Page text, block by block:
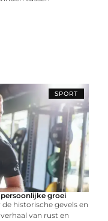
SPORT
groei
historische gevels en
van rust en